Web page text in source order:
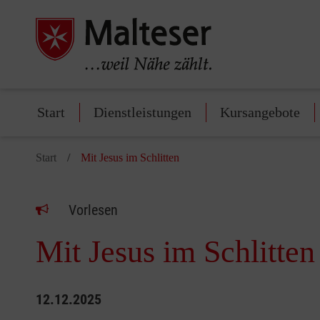
Start Dienstleistungen Kursangebote
Start Mit Jesus im Schlitten
Vorlesen
Mit Jesus im Schlitten
12.12.2025